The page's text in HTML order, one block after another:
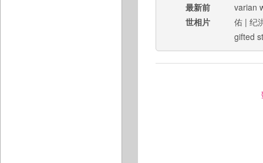
最新前
世相片
varian
佑 | 纪
gifted